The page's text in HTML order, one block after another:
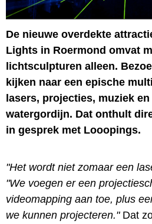
De nieuwe overdekte
Lights in Roermond omvat
lichtsculpturen alleen.
kijken naar een epische
lasers, projecties, muziek
watergordijn. Dat onthult
in gesprek met Looopings.
"Het wordt niet zomaar een
"We voegen er een
videomapping aan toe, plus
we kunnen projecteren."Dat